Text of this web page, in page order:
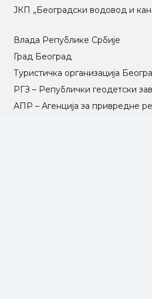
ЈКП „Београдски водовод и
Влада Републике Србије
Град Београд
Туристичка организација
РГЗ – Републички геодетски
АПР – Агенција за привредне